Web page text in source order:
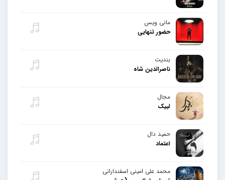
مانی ویس
حضور تنهایی
بندیت
ناصرالدین شاه
مجال
لبیک
حمید دال
اعتماد
محمد علی امینی اسفندارانی